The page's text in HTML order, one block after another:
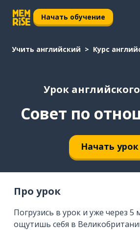
Начать обучение
Учить английский Курс
Урок
Совет по
Начать урок
Про урок
Погрузись в урок и уже через 5
ощутишь себя в